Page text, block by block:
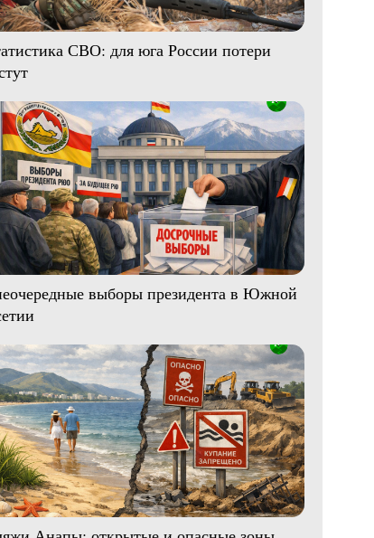
СВО: для юга России потери
выборы президента в Южной